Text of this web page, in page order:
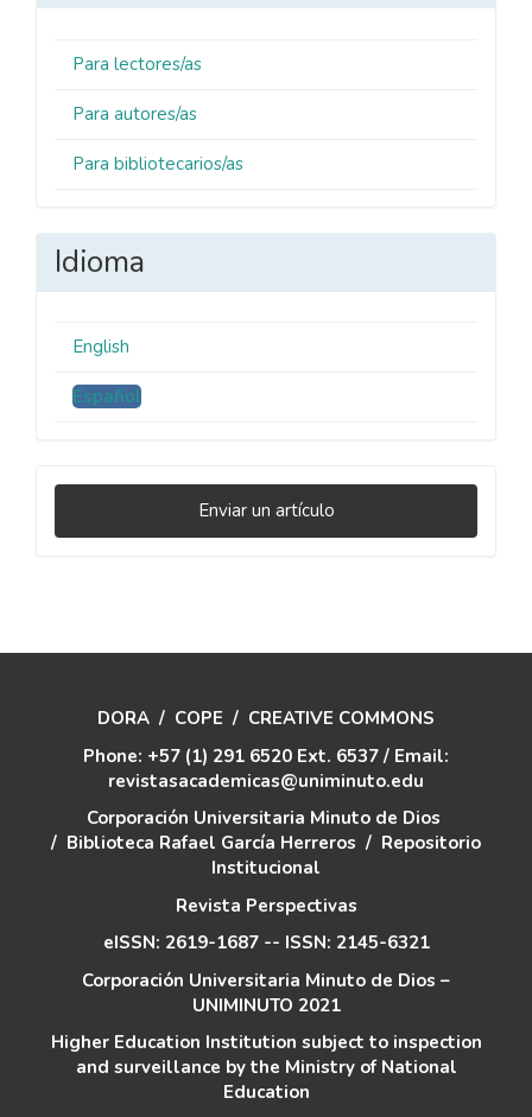
Para lectores/as
Para autores/as
Para bibliotecarios/as
Idioma
English
Español
Enviar
un
Enviar un artículo
DORA / COPE / CREATIVE COMMONS
Phone: +57 (1) 291 6520 Ext. 6537 / Email:
revistasacademicas@uniminuto.edu
Corporación Universitaria Minuto de Dios
/ Biblioteca Rafael García Herreros / Repositorio
Institucional
Revista Perspectivas
eISSN: 2619-1687 -- ISSN: 2145-6321
Corporación Universitaria Minuto de Dios –
UNIMINUTO 2021
Higher Education Institution subject to inspection
and surveillance by the Ministry of National
Education